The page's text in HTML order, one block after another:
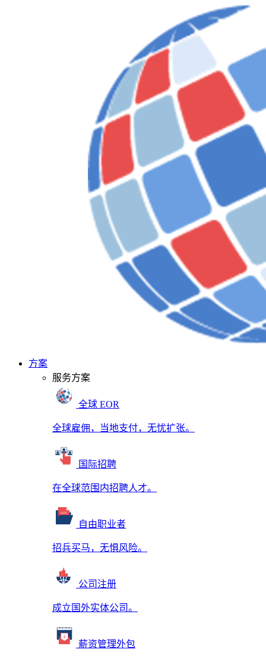
方案
服务方案
全球 EOR
全球雇佣，当地支付，无忧扩张。
国际招聘
在全球范围内招聘人才。
自由职业者
招兵买马，无惧风险。
公司注册
成立国外实体公司。
薪资管理外包